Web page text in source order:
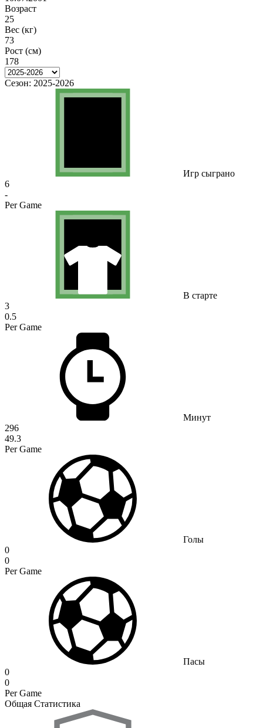
Возраст
25
Вес (кг)
73
Рост (см)
178
Сезон: 2025-2026
Игр сыграно
6
-
Per Game
В старте
3
0.5
Per Game
Минут
296
49.3
Per Game
Голы
0
0
Per Game
Пасы
0
0
Per Game
Общая Статистика